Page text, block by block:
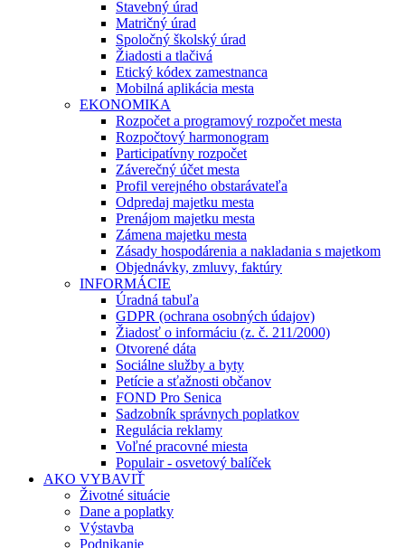
Stavebný úrad
Matričný úrad
Spoločný školský úrad
Žiadosti a tlačivá
Etický kódex zamestnanca
Mobilná aplikácia mesta
EKONOMIKA
Rozpočet a programový rozpočet mesta
Rozpočtový harmonogram
Participatívny rozpočet
Záverečný účet mesta
Profil verejného obstarávateľa
Odpredaj majetku mesta
Prenájom majetku mesta
Zámena majetku mesta
Zásady hospodárenia a nakladania s majetkom
Objednávky, zmluvy, faktúry
INFORMÁCIE
Úradná tabuľa
GDPR (ochrana osobných údajov)
Žiadosť o informáciu (z. č. 211/2000)
Otvorené dáta
Sociálne služby a byty
Petície a sťažnosti občanov
FOND Pro Senica
Sadzobník správnych poplatkov
Regulácia reklamy
Voľné pracovné miesta
Populair - osvetový balíček
AKO VYBAVIŤ
Životné situácie
Dane a poplatky
Výstavba
Podnikanie